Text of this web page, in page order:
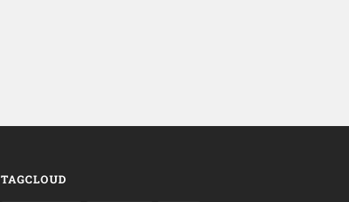
TAGCLOUD